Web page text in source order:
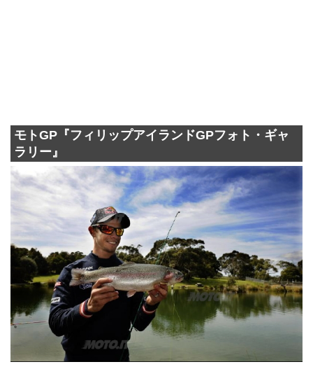
モトGP『フィリップアイランドGPフォト・ギャ
ラリー』